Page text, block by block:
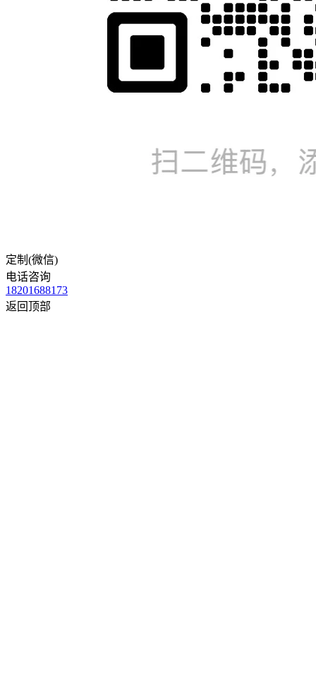
定制(微信)
电话咨询
18201688173
返回顶部